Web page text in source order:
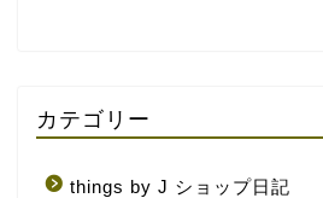
カテゴリー
things by J ショップ日記